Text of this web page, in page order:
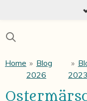
springen
Home » Blog
2026
»
2023